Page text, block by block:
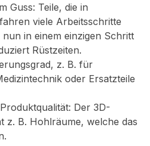
Guss: Teile, die in
viele Arbeitsschritte
in einem einzigen Schritt
Rüstzeiten.
z. B. für
oder Ersatzteile
Der 3D-
z. B. Hohlräume, welche das